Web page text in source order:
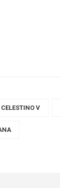
CELESTINO V